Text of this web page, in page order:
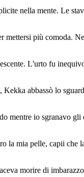
nella mente. Le
mettersi più comoda.
L'urto fu
abbassò lo
mentre io sgranavo
la mia pelle, capii che
morire di